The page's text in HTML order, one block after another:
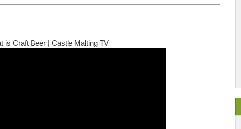
is Craft Beer | Castle Malting TV